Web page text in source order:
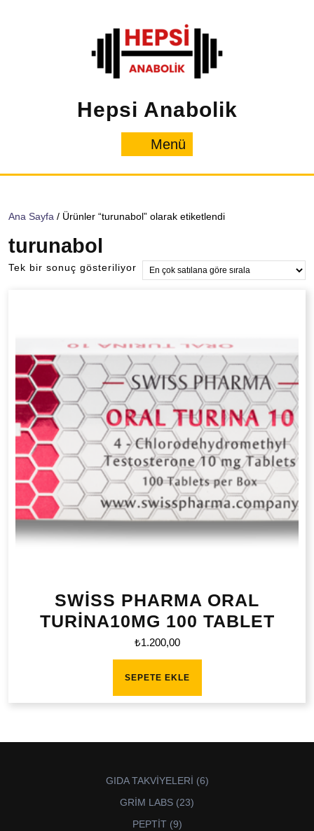
Hepsi Anabolik
Menü
Ana Sayfa / Ürünler “turunabol” olarak etiketlendi
turunabol
Tek bir sonuç gösteriliyor
SWİSS PHARMA ORAL
TURİNA10MG 100 TABLET
₺1.200,00
SEPETE EKLE
GIDA TAKVİYELERİ 66
GRİM LABS 2323
PEPTİT 99